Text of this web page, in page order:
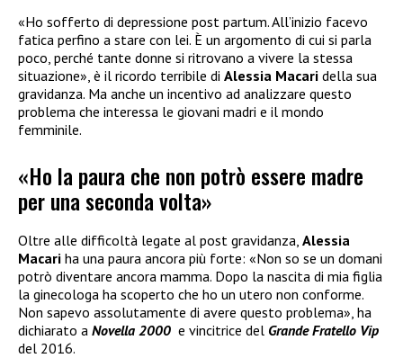
«Ho sofferto di depressione post partum. All’inizio facevo
fatica perfino a stare con lei. È un argomento di cui si parla
poco, perché tante donne si ritrovano a vivere la stessa
situazione», è il ricordo terribile di Alessia Macari della sua
gravidanza. Ma anche un incentivo ad analizzare questo
problema che interessa le giovani madri e il mondo
femminile.
«Ho la paura che non potrò essere madre
per una seconda volta»
Oltre alle difficoltà legate al post gravidanza, Alessia
Macari ha una paura ancora più forte: «Non so se un domani
potrò diventare ancora mamma. Dopo la nascita di mia figlia
la ginecologa ha scoperto che ho un utero non conforme.
Non sapevo assolutamente di avere questo problema», ha
dichiarato a Novella 2000 e vincitrice del Grande Fratello Vip
del 2016.